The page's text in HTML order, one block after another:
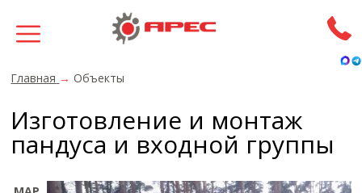
Главная → Объекты
Изготовление и монтаж
пандуса и входной группы